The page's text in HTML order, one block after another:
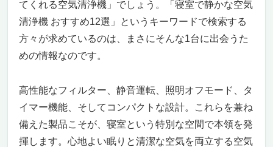
てくれる空気清浄機」でしょう。「寝室で静かな空気
清浄機 おすすめ12選」というキーワードで検索する
方々が求めているのは、まさにそんな1台に出会うた
めの情報なのです。
高性能なフィルター、静音運転、照明オフモード、タ
イマー機能、そしてコンパクトな設計。これらを兼ね
備えた製品こそが、寝室という特別な空間で本領を発
揮します。心地よい眠りと清潔な空気を両立する空気